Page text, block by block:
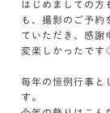
はじめましての方
も、撮影のご予約
ていただき、感謝
変楽しかったです
毎年の恒例行事と
す。